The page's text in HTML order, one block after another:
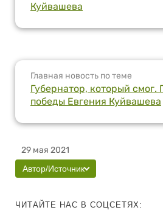
Куйвашева
Главная новость по теме
Губернатор, который смог.
победы Евгения Куйвашева
29 мая 2021
Автор/Источник
ЧИТАЙТЕ НАС В СОЦСЕТЯХ: